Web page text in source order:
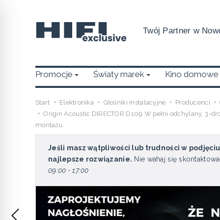
Twój Partner w
Promocje Światy marek Kino domowe
Start Elektronika Głośniki instalacyjne Producenci
Origin Acoustic DIRECTOR D109 W pełni odchylany, 3-
montażu.
Jeśli masz wątpliwości lub trudności w
najlepsze rozwiązanie. Nie wahaj się
09:00 - 17:00